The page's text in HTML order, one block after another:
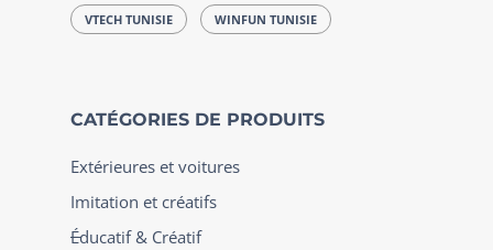
VTECH TUNISIE WINFUN TUNISIE
CATÉGORIES DE PRODUITS
Extérieures et voitures
Imitation et créatifs
Éducatif & Créatif